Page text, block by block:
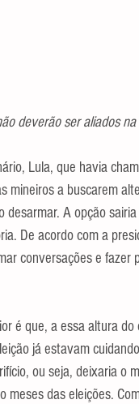
deverão ser aliados
Lula, que havia
mineiros a buscarem
desarmar. A opção
De acordo com a
conversações e
é que, a essa altura
já estavam
ou seja, deixaria o
meses das eleições.